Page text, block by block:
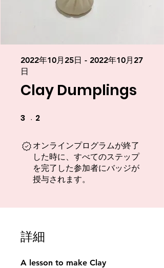
Clay Dumplings
2022年10月25日 - 2022年10月27
日
3 3 undefined
2
オンラインプログラムが終了
した時に、すべてのステップ
を完了した参加者にバッジが
授与されます。
詳細
A lesson to make Clay